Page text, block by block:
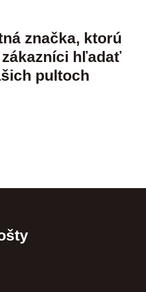
značka, ktorú
zákazníci hľadať
pultoch